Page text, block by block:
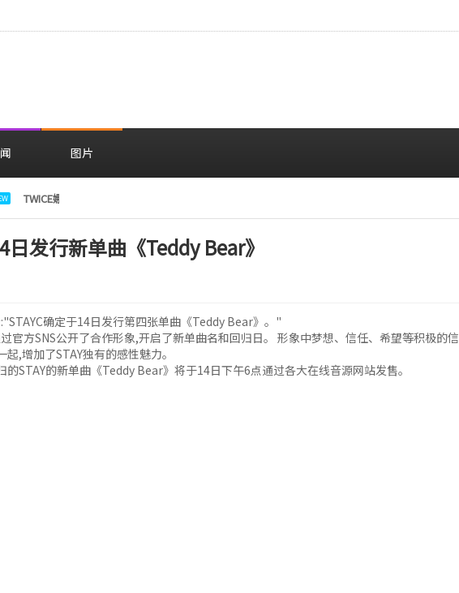
图片
TWICE娜璉，花背景感性自拍…精致妆容引人注目
日发行新单曲《Teddy Bear》
确定于14日发行第四张单曲《Teddy Bear》。"
官方SNS公开了合作形象,开启了新单曲名和回归日。 形象中梦想、信任、希望等积极的信
,增加了STAY独有的感性魅力。
的STAY的新单曲《Teddy Bear》将于14日下午6点通过各大在线音源网站发售。